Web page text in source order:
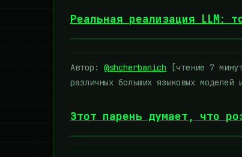
Реальная реализация LLM:
Автор: @shcherbanich [чтение 7
различных больших языковых моделей
Этот парень думает, что